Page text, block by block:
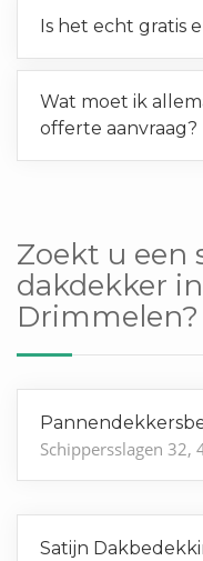
Is het echt gratis
Wat moet ik
offerte aanvraag?
Zoekt u een
dakdekker
Drimmelen?
Schippersslagen 32,
Satijn